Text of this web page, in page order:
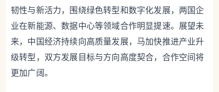
韧性与新活力，围绕绿色转型和数字化发展，两国企
业在新能源、数据中心等领域合作明显提速。展望未
来，中国经济持续向高质量发展，马加快推进产业升
级转型，双方发展目标与方向高度契合，合作空间将
更加广阔。